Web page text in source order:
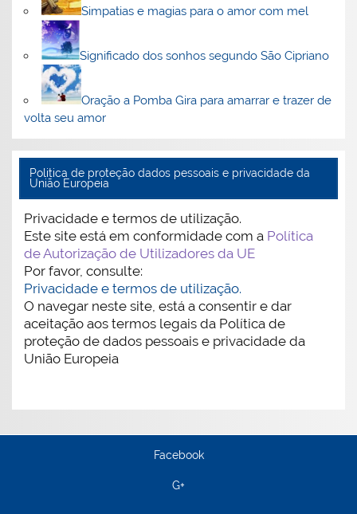
Simpatias e magias para o amor com mel
Significado dos sonhos segundo São Cipriano
Oração a Pomba Gira para amarrar e trazer de
volta seu amor
Politica de proteção dados pessoais e privacidade da
União Europeia
Privacidade e termos de utilização.
Este site está em conformidade com a Política
de Autorização de Utilizadores da UE
Por favor, consulte:
Privacidade e termos de utilização.
O navegar neste site, está a consentir e dar
aceitação aos termos legais da Política de
proteção de dados pessoais e privacidade da
União Europeia
Facebook
G+